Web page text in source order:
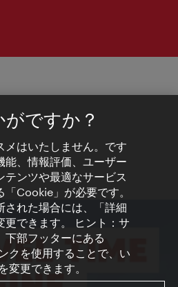
ですか？
メはいたしません。です
能、情報評価、ユーザー
テンツや最適なサービス
Cookie」が必要です。
された場合には、「詳細
更できます。 ヒント：サ
下部フッターにある
クを使用することで、い
変更できます。